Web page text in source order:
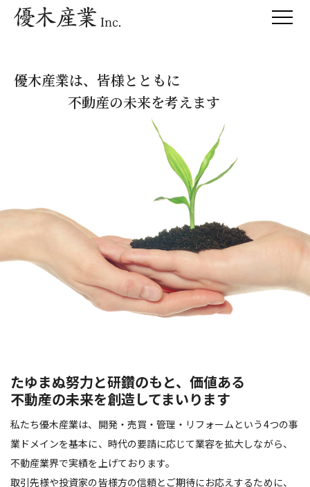
優木産業は、皆様とともに
不動産の未来を考えます
たゆまぬ努力と研鑽のもと、価値ある
不動産の未来を創造してまいります
私たち優木産業は、開発・売買・管理・リフォームという4つの事
業ドメインを基本に、時代の要請に応じて業容を拡大しながら、
不動産業界で実績を上げております。
取引先様や投資家の皆様方の信頼とご期待にお応えするために、